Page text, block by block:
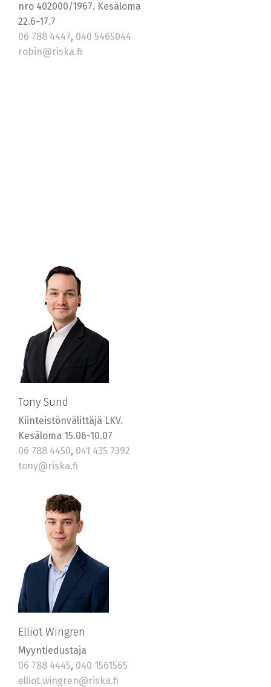
nro 402000/1967. Kesäloma
22.6-17.7
06 788 4447, 040 5465044
robin@riska.fi
Tony Sund
Kiinteistönvälittäjä LKV.
Kesäloma 15.06-10.07
06 788 4450, 041 435 7392
tony@riska.fi
Elliot Wingren
Myyntiedustaja
06 788 4445, 040 1561565
elliot.wingren@riska.fi